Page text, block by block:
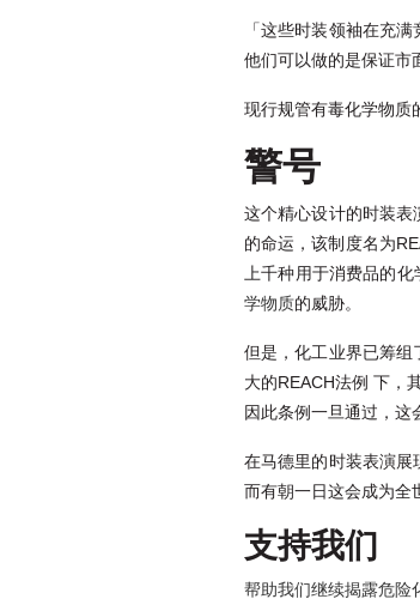
「这些时装领袖在充
他们可以做的是保证市
现行规管有毒化学物质
警号
这个精心设计的时装表
的命运，该制度名为
上千种用于消费品的
学物质的威胁。
但是，化工业界已筹组
大的REACH法例 下，
因此条例一旦通过，这
在马德里的时装表演展
而有朝一日这会成为全
支持我们
帮助我们继续揭露危险